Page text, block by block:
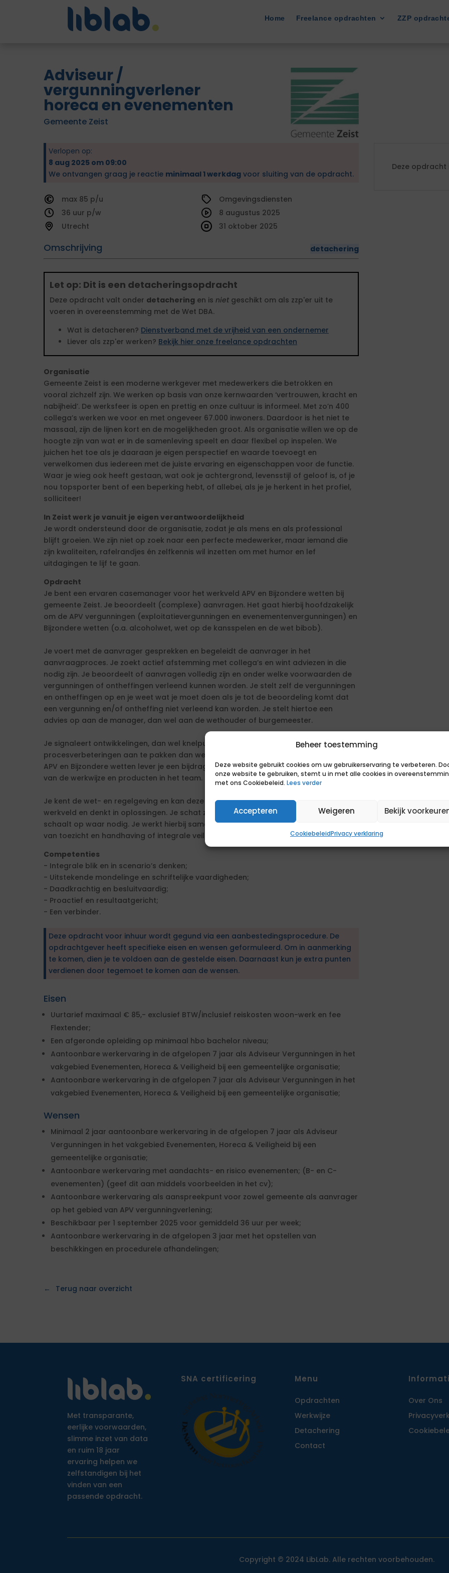
Beheer toestemming
Deze website gebruikt cookies om uw gebruikerservaring te verbeteren.
onze website te gebruiken, stemt u in met alle cookies in
met ons Cookiebeleid. Lees verder
Accepteren Weigeren Bekijk
CookiebeleidPrivacy verklaring
Home Freelance opdrachten ZZP
Adviseur /
vergunningverlener
horeca en evenementen
Gemeente Zeist
Verlopen op:
8 aug 2025 om 09:00
We ontvangen graag je reactie minimaal 1 werkdag voor sluiting van de opdracht.
85
36
Utrecht
Omgevingsdiensten
Omschrijving detachering
8 augustus 2025
31 oktober 2025
Let op: Dit is een detacheringsopdracht
Deze opdracht valt onder detachering en is niet geschikt om als zzp'er uit te
voeren in overeenstemming met de Wet DBA.
Wat is detacheren? Dienstverband met de vrijheid van een ondernemer
Liever als zzp'er werken? Bekijk hier onze freelance opdrachten
Organisatie
Gemeente Zeist is een moderne werkgever met medewerkers die betrokken en
vooral zichzelf zijn. We werken op basis van onze kernwaarden ‘vertrouwen, kracht en
nabijheid’. De werksfeer is open en prettig en onze cultuur is informeel. Met zo’n 400
collega’s werken we voor en met ongeveer 67.000 inwoners. Daardoor is het niet te
massaal, zijn de lijnen kort en de mogelijkheden groot. Als organisatie willen we op de
hoogte zijn van wat er in de samenleving speelt en daar flexibel op inspelen. We
juichen het toe als je daaraan je eigen perspectief en waarde toevoegt en
verwelkomen dus iedereen met de juiste ervaring en eigenschappen voor de functie.
Waar je wieg ook heeft gestaan, wat ook je achtergrond, levensstijl of geloof is, of je
nou topsporter bent of een beperking hebt, of allebei, als je je herkent in het profiel,
solliciteer!
In Zeist werk je vanuit je eigen verantwoordelijkheid
Je wordt ondersteund door de organisatie, zodat je als mens en als professional
blijft groeien. We zijn niet op zoek naar een perfecte medewerker, maar iemand die
zijn kwaliteiten, rafelrandjes én zelfkennis wil inzetten om met humor en lef
uitdagingen te lijf te gaan.
Opdracht
Je bent een ervaren casemanager voor het werkveld APV en Bijzondere wetten bij
gemeente Zeist. Je beoordeelt (complexe) aanvragen. Het gaat hierbij hoofdzakelijk
om de APV vergunningen (exploitatievergunningen en evenementenvergunningen) en
Bijzondere wetten (o.a. alcoholwet, wet op de kansspelen en de wet bibob).
Je voert met de aanvrager gesprekken en begeleidt de aanvrager in het
aanvraagproces. Je zoekt actief afstemming met collega’s en wint adviezen in die
nodig zijn. Je beoordeelt of aanvragen volledig zijn en onder welke voorwaarden de
vergunningen of ontheffingen verleend kunnen worden. Je stelt zelf de vergunningen
en ontheffingen op en je weet wat je moet doen als je tot de beoordeling komt dat
een vergunning en/of ontheffing niet verleend kan worden. Je stelt hiertoe een
advies op aan de manager, dan wel aan de wethouder of burgemeester.
Je signaleert ontwikkelingen, dan wel knelpunten in de uitvoering. Je bent in staat om
procesverbeteringen aan te pakken dan wel door te voeren. Samen met de adviseur
APV en Bijzondere wetten lever je een bijdrage aan het verbetering van de kwaliteit
van de werkwijze en producten in het team. Daarnaast lever je input voor het beleid.
Je kent de wet- en regelgeving en kan deze toepassen. Je weet wat er speelt in jouw
werkveld en denkt in oplossingen. Je schat zelf in waar de situatie om vraagt en
schaalt op waar nodig. Je werkt hierbij samen met partners als politie of collega’s
van toezicht en handhaving of integrale veiligheid.
Competenties
- Integrale blik en in scenario’s denken;
- Uitstekende mondelinge en schriftelijke vaardigheden;
- Daadkrachtig en besluitvaardig;
- Proactief en resultaatgericht;
- Een verbinder.
Deze opdracht voor inhuur wordt gegund via een aanbestedingsprocedure. De
opdrachtgever heeft specifieke eisen en wensen geformuleerd. Om in aanmerking
te komen, dien je te voldoen aan de gestelde eisen. Daarnaast kun je extra punten
verdienen door tegemoet te komen aan de wensen.
Eisen
Uurtarief maximaal € 85,- exclusief BTW/inclusief reiskosten woon-werk en fee
Flextender;
Een afgeronde opleiding op minimaal hbo bachelor niveau;
Aantoonbare werkervaring in de afgelopen 7 jaar als Adviseur Vergunningen in het
vakgebied Evenementen, Horeca & Veiligheid bij een gemeentelijke organisatie;
Aantoonbare werkervaring in de afgelopen 7 jaar als Adviseur Vergunningen in het
vakgebied Evenementen, Horeca & Veiligheid bij een gemeentelijke organisatie;
Wensen
Minimaal 2 jaar aantoonbare werkervaring in de afgelopen 7 jaar als Adviseur
Vergunningen in het vakgebied Evenementen, Horeca & Veiligheid bij een
gemeentelijke organisatie;
Aantoonbare werkervaring met aandachts- en risico evenementen; (B- en C-
evenementen) (geef dit aan middels voorbeelden in het cv);
Aantoonbare werkervaring als aanspreekpunt voor zowel gemeente als aanvrager
op het gebied van APV vergunningverlening;
Beschikbaar per 1 september 2025 voor gemiddeld 36 uur per week;
Aantoonbare werkervaring in de afgelopen 3 jaar met het opstellen van
beschikkingen en procedurele afhandelingen;
Deze opdracht
Terug naar overzicht
Met transparante,
eerlijke voorwaarden,
slimme inzet van data
en ruim 18 jaar
ervaring helpen we
zelfstandigen bij het
vinden van een
passende opdracht.
SNA certificering Menu
Opdrachten
Werkwijze
Detachering
Contact
Over Ons
Copyright © 2024 LibLab. Alle rechten voorbehouden.